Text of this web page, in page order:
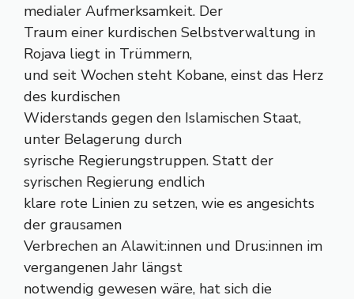
medialer Aufmerksamkeit. Der
Traum einer kurdischen Selbstverwaltung in
Rojava liegt in Trümmern,
und seit Wochen steht Kobane, einst das Herz
des kurdischen
Widerstands gegen den Islamischen Staat,
unter Belagerung durch
syrische Regierungstruppen. Statt der
syrischen Regierung endlich
klare rote Linien zu setzen, wie es angesichts
der grausamen
Verbrechen an Alawit:innen und Drus:innen im
vergangenen Jahr längst
notwendig gewesen wäre, hat sich die